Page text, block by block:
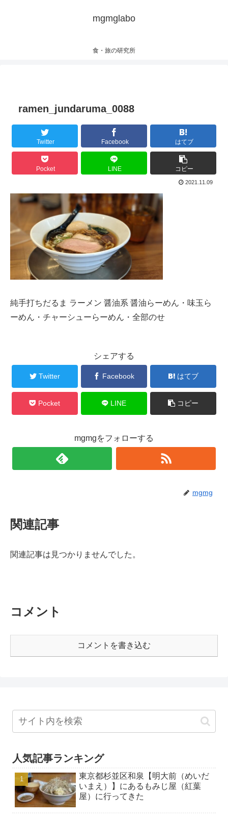
mgmglabo
食・旅の研究所
ramen_jundaruma_0088
Twitter Facebook はてブ
Pocket LINE コピー
2021.11.09
純手打ちだるま ラーメン 醤油系 醤油らーめん・味玉ら
ーめん・チャーシューらーめん・全部のせ
シェアする
Twitter Facebook はてブ
Pocket LINE コピー
mgmgをフォローする
mgmg
関連記事
関連記事は見つかりませんでした。
コメント
コメントを書き込む
人気記事ランキング
東京都杉並区和泉【明大前（めいだ
いまえ）】にあるもみじ屋（紅葉
屋）に行ってきた